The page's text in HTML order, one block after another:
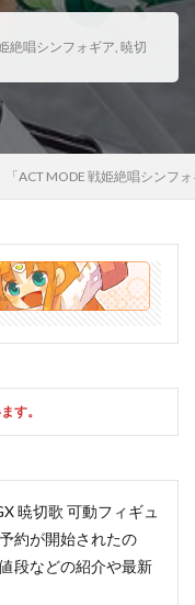
絶唱シンフォギア, 暁切
「ACT MODE 戦姫絶唱シン
す。
暁切歌 可動フィギュ
約が開始されたの
段などの紹介や最新